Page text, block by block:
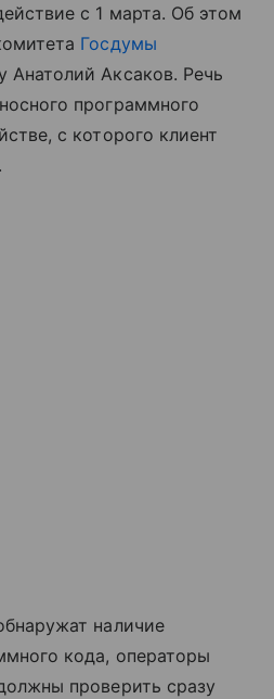
с 1 марта. Об этом
Госдумы
Анатолий Аксаков. Речь
программного
с которого клиент
наличие
кода, операторы
проверить сразу